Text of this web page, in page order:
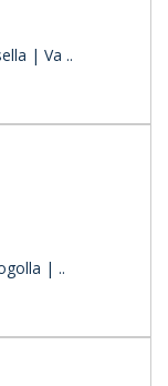
| Va ..
| ..